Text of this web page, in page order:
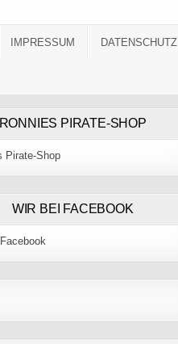
IMPRESSUM DATENSCHUTZ
RONNIES PIRATE-SHOP
WIR BEI FACEBOOK